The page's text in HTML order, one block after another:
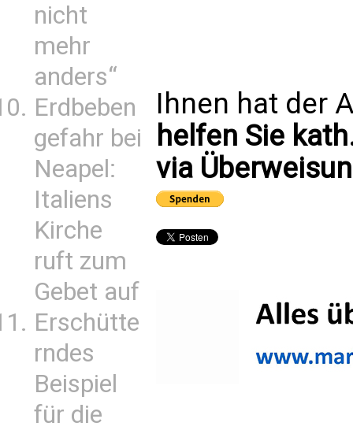
nicht
mehr
anders“
Erdbeben
gefahr bei
Neapel:
Italiens
Kirche
ruft zum
Gebet auf
Erschütte
rndes
Beispiel
für die
Ihnen hat der
helfen Sie
via